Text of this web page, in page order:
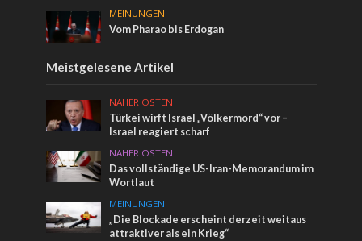
MEINUNGEN
Vom Pharao bis Erdogan
Meistgelesene Artikel
NAHER OSTEN
Türkei wirft Israel „Völkermord“ vor –
Israel reagiert scharf
NAHER OSTEN
Das vollständige US-Iran-Memorandum im
Wortlaut
MEINUNGEN
„Die Blockade erscheint derzeit weitaus
attraktiver als ein Krieg“